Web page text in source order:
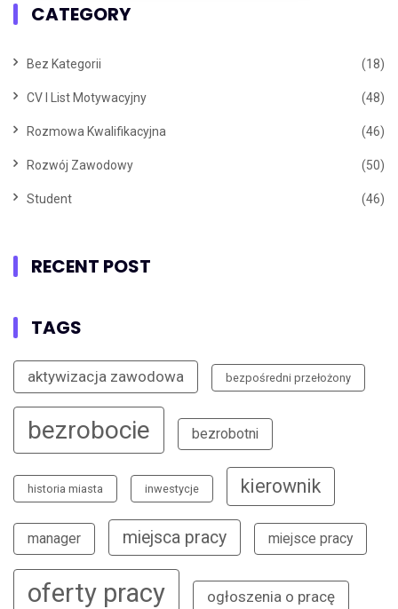
CATEGORY
Bez Kategorii (18)
CV I List Motywacyjny (48)
Rozmowa Kwalifikacyjna (46)
Rozwój Zawodowy (50)
Student (46)
RECENT POST
TAGS
aktywizacja zawodowa bezpośredni przełożony
bezrobocie bezrobotni
historia miasta inwestycje kierownik
manager miejsca pracy miejsce pracy
oferty pracy ogłoszenia o pracę